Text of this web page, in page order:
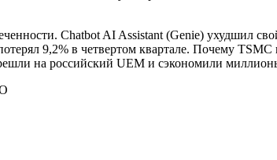
Chatbot AI Assistant (Genie) ухудшил
9,2% в четвертом квартале. Почему
на российский UEM и сэкономили